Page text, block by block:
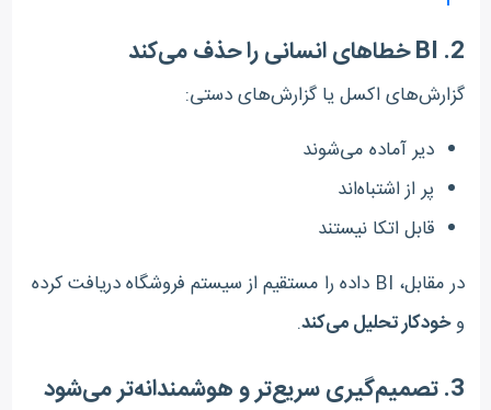
2. BI خطاهای انسانی را حذف می‌کند
گزارش‌های اکسل یا گزارش‌های دستی:
دیر آماده می‌شوند
پر از اشتباه‌اند
قابل اتکا نیستند
در مقابل، BI داده را مستقیم از سیستم فروشگاه دریافت کرده
وخودکار تحلیل می‌کند.
3. تصمیم‌گیری سریع‌تر و هوشمندانه‌تر می‌شود